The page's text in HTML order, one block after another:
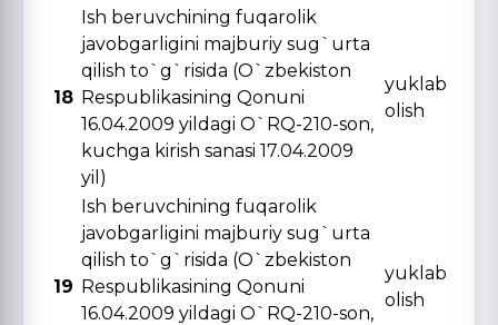
18
Ish beruvchining fuqarolik
javobgarligini majburiy sug`urta
qilish to`g`risida (O`zbekiston
Respublikasining Qonuni
16.04.2009 yildagi O`RQ-210-son,
kuchga kirish sanasi 17.04.2009
yil)
yuklab
olish
19
Ish beruvchining fuqarolik
javobgarligini majburiy sug`urta
qilish to`g`risida (O`zbekiston
Respublikasining Qonuni
16.04.2009 yildagi O`RQ-210-son,
yuklab
olish